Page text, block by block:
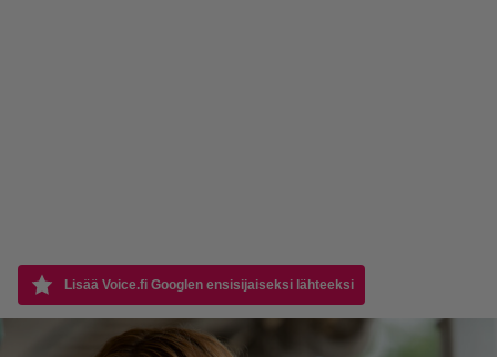
Lisää Voice.fi Googlen ensisijaiseksi lähteeksi